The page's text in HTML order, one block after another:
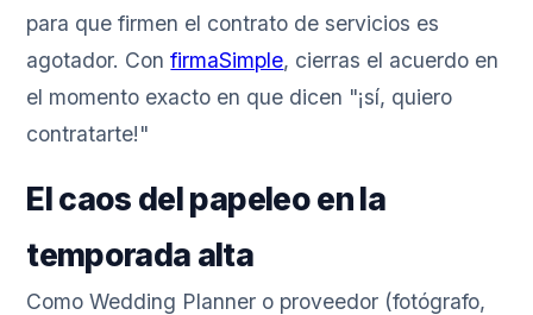
para que firmen el contrato de servicios es
agotador. ConfirmaSimple, cierras el acuerdo en
el momento exacto en que dicen "¡sí, quiero
contratarte!"
El caos del papeleo en la
temporada alta
Como Wedding Planner o proveedor (fotógrafo,